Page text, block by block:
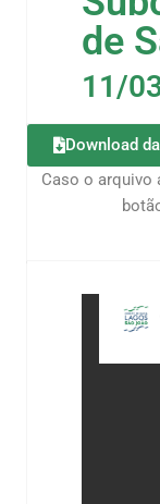
de
11/
Download
Caso o arquivo